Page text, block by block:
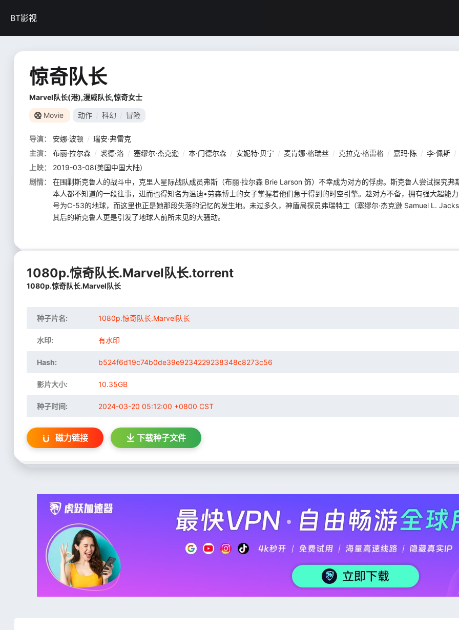
BT影视
惊奇队长
Marvel队长(港),漫威队长,惊奇女士
Movie 动作 科幻 冒险
导演： 安娜·波顿 / 瑞安·弗雷克
主演：
布丽·拉尔森 / 裘德·洛 / 塞缪尔·杰克逊 / 本·门德尔森 / 安妮特·贝宁 / 麦肯娜·格瑞丝 / 克拉克·格雷格 / 嘉玛·陈 / 李·佩斯 /
上映：
2019-03-08(美国中国大陆)
剧情：
在围剿斯克鲁人的战斗中，克里人星际战队成员弗斯（布丽·拉尔森 Brie Larson 饰）不幸成为对方的俘虏。斯克鲁人尝试探究弗
本人都不知道的一段往事，进而也得知名为温迪•劳森博士的女子掌握着他们急于得到的时空引擎。趁对方不备，拥有强大超能
号为C-53的地球，而这里也正是她那段失落的记忆的发生地。未过多久，神盾局探员弗瑞特工（塞缪尔·杰克逊 Samuel L.
其后的斯克鲁人更是引发了地球人前所未见的大骚动。
1080p.惊奇队长.Marvel队长.torrent
1080p.惊奇队长.Marvel队长
种子片名: 1080p.惊奇队长.Marvel队长
水印: 有水印
Hash: b524f6d19c74b0de39e9234229238348c8273c56
影片大小: 10.35GB
种子时间: 2024-03-20 05:12:00 +0800 CST
磁力链接 下载种子文件